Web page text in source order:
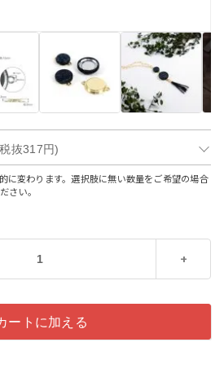
に変わります。選択肢に無い数量をご希望の場合
さい。
+